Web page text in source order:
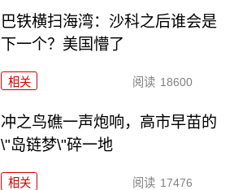
巴铁横扫海湾：沙科之后谁会是
下一个？美国懵了
相关 阅读 18600
冲之鸟礁一声炮响，高市早苗的
\"岛链梦\"碎一地
相关 阅读 17476